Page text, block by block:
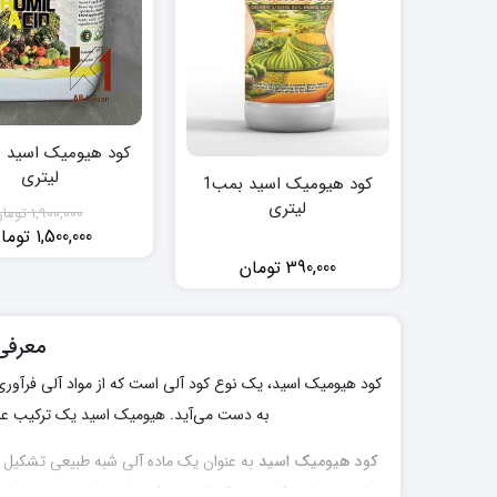
کود هیومیک اسید بمب1
لیتری
390,000 تومان
لیتری
1,900,000
قیمت
1,500,000
قیمت
کود هیومیک اسید، یک نوع کود آلی است که از مواد آلی
به دست می‌آید. هیومیک اسید یک ترکیب
کود هیومیک اسید به عنوان یک ماده آلی شبه طبیعی